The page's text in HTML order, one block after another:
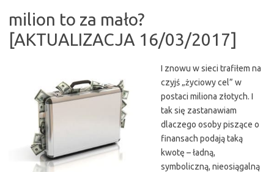
milion to za mało?
[AKTUALIZACJA 16/03/2017]
I znowu w sieci trafiłem na
czyjś „życiowy cel” w
postaci miliona złotych. I
tak się zastanawiam
dlaczego osoby piszące o
finansach podają taką
kwotę – ładną,
symboliczną, nieosiągalną